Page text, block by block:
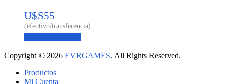
U$S55
Copyright © 2026 EVRGAMES. All Rights Reserved.
Productos
Mi Cuenta